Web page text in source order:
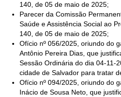
140, de 05 de maio de 2025;
Parecer da Comissão
Saúde e Assistência Social ao
140, de 05 de maio de 2025;
Ofício nº 056/2025, oriundo do
Antônio Pereira Dias, que
Sessão Ordinária do dia 04-11-
cidade de Salvador para tratar
Ofício nº 094/2025, oriundo do
Inácio de Sousa Neto, que